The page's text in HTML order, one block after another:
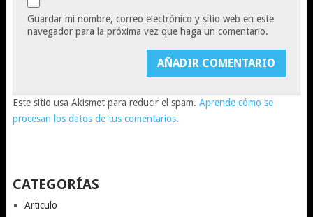
Guardar mi nombre, correo electrónico y sitio web en este
navegador para la próxima vez que haga un comentario.
Este sitio usa Akismet para reducir el spam. Aprende cómo se
procesan los datos de tus comentarios.
CATEGORÍAS
Articulo